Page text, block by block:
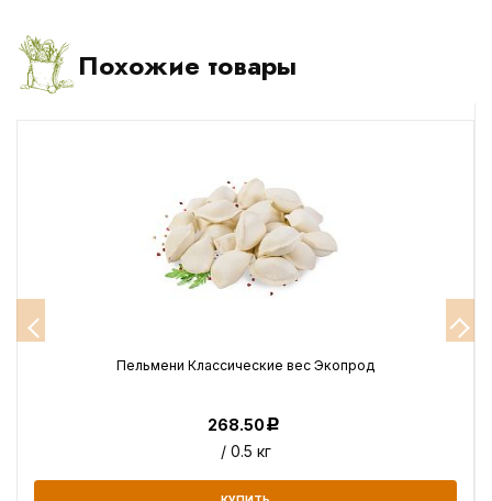
Похожие товары
Пельмени Классические вес Экопрод
268.50Р
/ 0.5 кг